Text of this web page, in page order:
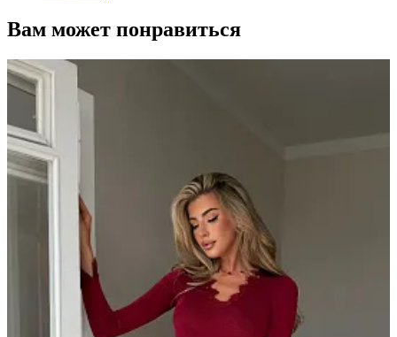
Вам может понравиться